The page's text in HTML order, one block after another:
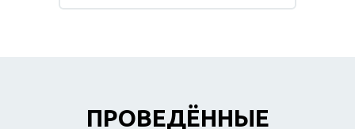
ПРОВЕДЁННЫЕ